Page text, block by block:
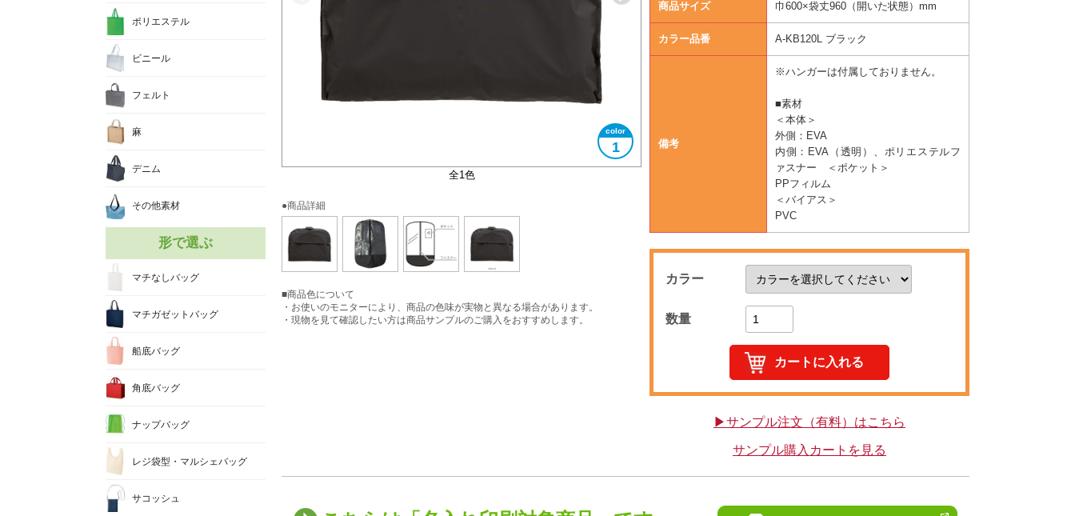
全1色
1
内側：EVA（透明）
イメージ図
●商品詳細
■商品色について
・お使いのモニターにより、商品の色味が実物と異なる場合があります。
・現物を見て確認したい方は商品サンプルのご購入をおすすめします。
商品サイズ 巾600×袋丈960（開いた状態）mm
カラー品番 A-KB120L ブラック
備考
※ハンガーは付属しておりません。
■素材
＜本体＞
外側：EVA
内側：EVA（透明）、ポリエステルフ
ァスナー ＜ポケット＞
PPフィルム
＜バイアス＞
PVC
カラー
数量
▶サンプル注文（有料）はこちら
サンプル購入カートを見る
ポリエステル
ビニール
フェルト
麻
デニム
その他素材
形で選ぶ
マチなしバッグ
マチガゼットバッグ
船底バッグ
角底バッグ
ナップバッグ
レジ袋型・マルシェバッグ
サコッシュ